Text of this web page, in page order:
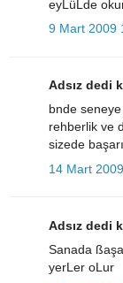
eyLüLde
9 Mart 2009
Adsız dedi
bnde
rehberlik ve
sizede
14 Mart
Adsız dedi
Sanada
yerLer oLur